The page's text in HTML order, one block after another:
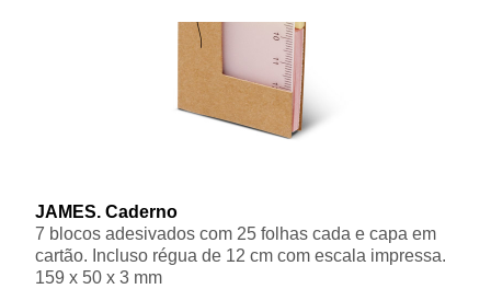
JAMES. Caderno
7 blocos adesivados com 25 folhas cada e capa em
cartão. Incluso régua de 12 cm com escala impressa.
159 x 50 x 3 mm